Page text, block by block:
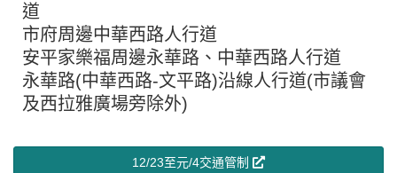
道
市府周邊中華西路人行道
安平家樂福周邊永華路、中華西路人行道
永華路(中華西路-文平路)沿線人行道(市議會
及西拉雅廣場旁除外)
12/23至元/4交通管制